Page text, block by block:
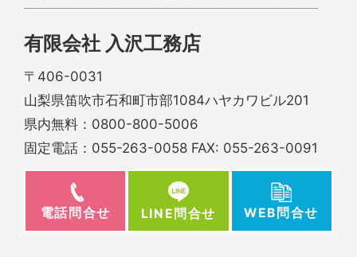
有限会社 入沢工務店
〒406-0031
山梨県笛吹市石和町市部1084ハヤカワビル201
県内無料： 0800-800-5006
固定電話： 055-263-0058 FAX: 055-263-0091
電話問合せ LINE問合せ WEB問合せ